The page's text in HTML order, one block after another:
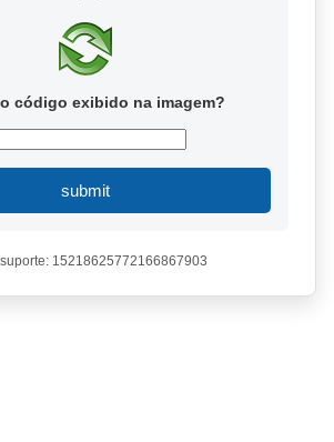
código exibido na imagem?
submit
suporte: 15218625772166867903